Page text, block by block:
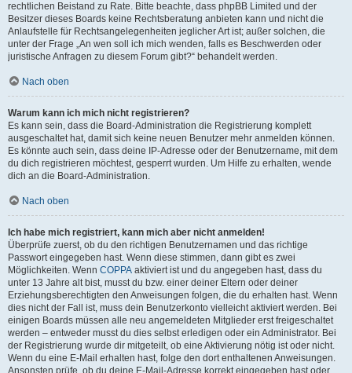
rechtlichen Beistand zu Rate. Bitte beachte, dass phpBB Limited und der
Besitzer dieses Boards keine Rechtsberatung anbieten kann und nicht die
Anlaufstelle für Rechtsangelegenheiten jeglicher Art ist; außer solchen, die
unter der Frage „An wen soll ich mich wenden, falls es Beschwerden oder
juristische Anfragen zu diesem Forum gibt?“ behandelt werden.
Nach oben
Warum kann ich mich nicht registrieren?
Es kann sein, dass die Board-Administration die Registrierung komplett
ausgeschaltet hat, damit sich keine neuen Benutzer mehr anmelden können.
Es könnte auch sein, dass deine IP-Adresse oder der Benutzername, mit dem
du dich registrieren möchtest, gesperrt wurden. Um Hilfe zu erhalten, wende
dich an die Board-Administration.
Nach oben
Ich habe mich registriert, kann mich aber nicht anmelden!
Überprüfe zuerst, ob du den richtigen Benutzernamen und das richtige
Passwort eingegeben hast. Wenn diese stimmen, dann gibt es zwei
Möglichkeiten. Wenn COPPA aktiviert ist und du angegeben hast, dass du
unter 13 Jahre alt bist, musst du bzw. einer deiner Eltern oder deiner
Erziehungsberechtigten den Anweisungen folgen, die du erhalten hast. Wenn
dies nicht der Fall ist, muss dein Benutzerkonto vielleicht aktiviert werden. Bei
einigen Boards müssen alle neu angemeldeten Mitglieder erst freigeschaltet
werden – entweder musst du dies selbst erledigen oder ein Administrator. Bei
der Registrierung wurde dir mitgeteilt, ob eine Aktivierung nötig ist oder nicht.
Wenn du eine E-Mail erhalten hast, folge den dort enthaltenen Anweisungen.
Ansonsten prüfe, ob du deine E-Mail-Adresse korrekt eingegeben hast oder